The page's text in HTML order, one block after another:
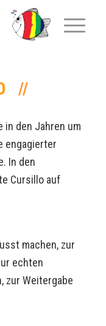
den Jahren um
engagierter
In den
Cursillo auf
machen, zur
echten
zur Weitergabe